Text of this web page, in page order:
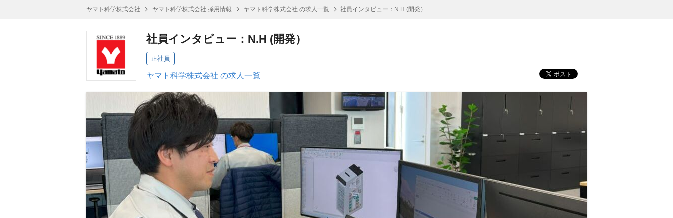
ヤマト科学株式会社 ヤマト科学株式会社 採用情報 ヤマト科学株式会社 の求人一覧 社員インタビュー：N.H (開発）
社員インタビュー：N.H (開発）
正社員
ヤマト科学株式会社 の求人一覧